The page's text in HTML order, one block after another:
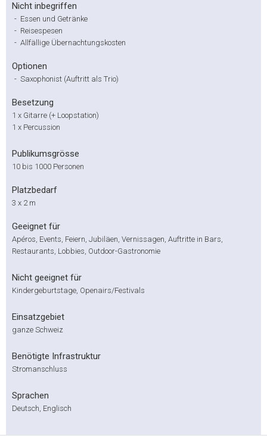
Nicht inbegriffen
- Essen und Getränke
- Reisespesen
- Allfällige Übernachtungskosten
Optionen
- Saxophonist (Auftritt als Trio)
Besetzung
1 x Gitarre (+ Loopstation)
1 x Percussion
Publikumsgrösse
10 bis 1000 Personen
Platzbedarf
3 x 2 m
Geeignet für
Apéros, Events, Feiern, Jubiläen, Vernissagen, Auftritte in Bars,
Restaurants, Lobbies, Outdoor-Gastronomie
Nicht geeignet für
Kindergeburtstage, Openairs/Festivals
Einsatzgebiet
ganze Schweiz
Benötigte Infrastruktur
Stromanschluss
Sprachen
Deutsch, Englisch